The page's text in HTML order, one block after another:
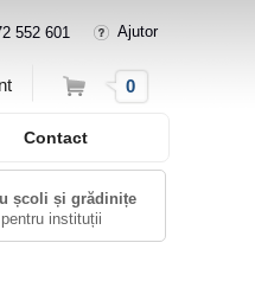
552 601 Ajutor
Cos 0
Contact
școli și grădinițe
instituții